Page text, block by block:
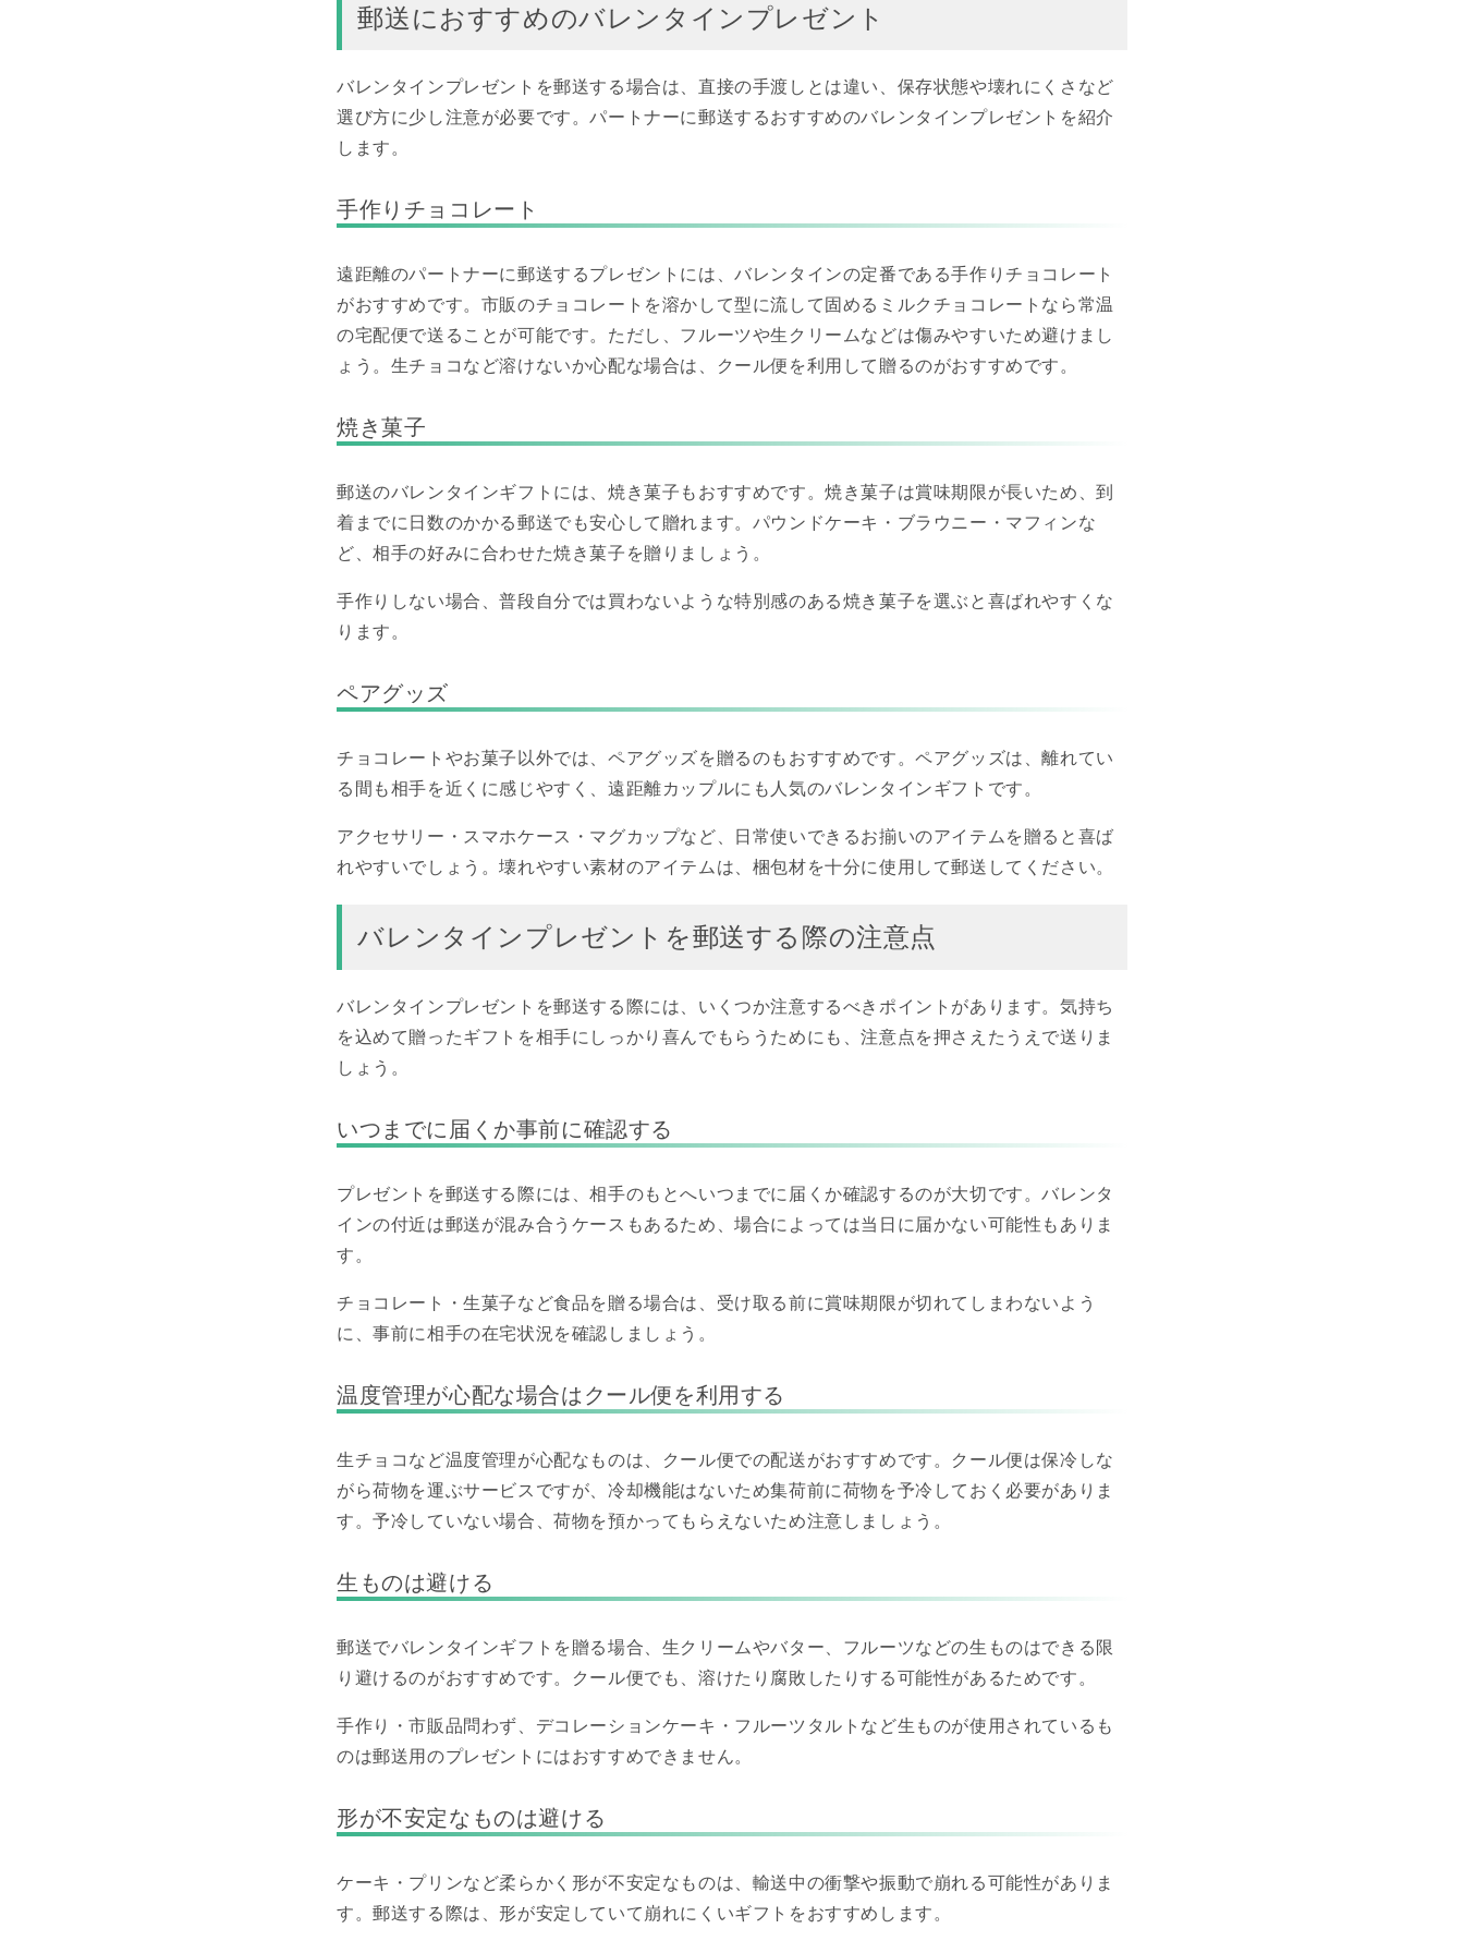
郵送におすすめのバレンタインプレゼント
バレンタインプレゼントを郵送する場合は、直接の手渡しとは違い、保存状態や壊れにくさなど
選び方に少し注意が必要です。パートナーに郵送するおすすめのバレンタインプレゼントを紹介
します。
手作りチョコレート
遠距離のパートナーに郵送するプレゼントには、バレンタインの定番である手作りチョコレート
がおすすめです。市販のチョコレートを溶かして型に流して固めるミルクチョコレートなら常温
の宅配便で送ることが可能です。ただし、フルーツや生クリームなどは傷みやすいため避けまし
ょう。生チョコなど溶けないか心配な場合は、クール便を利用して贈るのがおすすめです。
焼き菓子
郵送のバレンタインギフトには、焼き菓子もおすすめです。焼き菓子は賞味期限が長いため、到
着までに日数のかかる郵送でも安心して贈れます。パウンドケーキ・ブラウニー・マフィンな
ど、相手の好みに合わせた焼き菓子を贈りましょう。
手作りしない場合、普段自分では買わないような特別感のある焼き菓子を選ぶと喜ばれやすくな
ります。
ペアグッズ
チョコレートやお菓子以外では、ペアグッズを贈るのもおすすめです。ペアグッズは、離れてい
る間も相手を近くに感じやすく、遠距離カップルにも人気のバレンタインギフトです。
アクセサリー・スマホケース・マグカップなど、日常使いできるお揃いのアイテムを贈ると喜ば
れやすいでしょう。壊れやすい素材のアイテムは、梱包材を十分に使用して郵送してください。
バレンタインプレゼントを郵送する際の注意点
バレンタインプレゼントを郵送する際には、いくつか注意するべきポイントがあります。気持ち
を込めて贈ったギフトを相手にしっかり喜んでもらうためにも、注意点を押さえたうえで送りま
しょう。
いつまでに届くか事前に確認する
プレゼントを郵送する際には、相手のもとへいつまでに届くか確認するのが大切です。バレンタ
インの付近は郵送が混み合うケースもあるため、場合によっては当日に届かない可能性もありま
す。
チョコレート・生菓子など食品を贈る場合は、受け取る前に賞味期限が切れてしまわないよう
に、事前に相手の在宅状況を確認しましょう。
温度管理が心配な場合はクール便を利用する
生チョコなど温度管理が心配なものは、クール便での配送がおすすめです。クール便は保冷しな
がら荷物を運ぶサービスですが、冷却機能はないため集荷前に荷物を予冷しておく必要がありま
す。予冷していない場合、荷物を預かってもらえないため注意しましょう。
生ものは避ける
郵送でバレンタインギフトを贈る場合、生クリームやバター、フルーツなどの生ものはできる限
り避けるのがおすすめです。クール便でも、溶けたり腐敗したりする可能性があるためです。
手作り・市販品問わず、デコレーションケーキ・フルーツタルトなど生ものが使用されているも
のは郵送用のプレゼントにはおすすめできません。
形が不安定なものは避ける
ケーキ・プリンなど柔らかく形が不安定なものは、輸送中の衝撃や振動で崩れる可能性がありま
す。郵送する際は、形が安定していて崩れにくいギフトをおすすめします。